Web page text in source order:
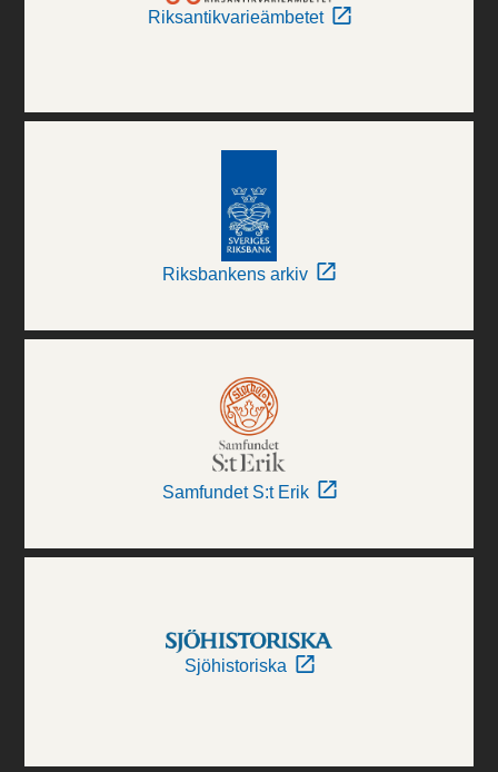
Riksantikvarieämbetet
Riksbankens arkiv
Samfundet S:t Erik
Sjöhistoriska